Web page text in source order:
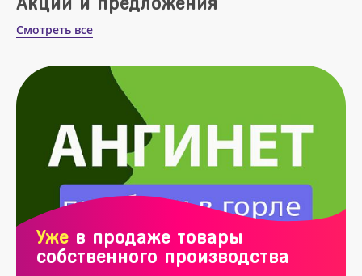
Смотреть все
Уже в продаже товары
собственного производства